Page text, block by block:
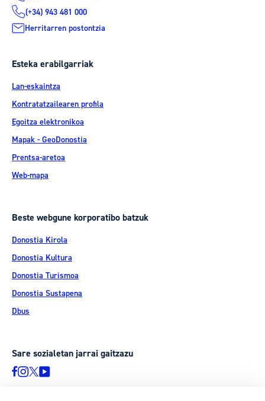
(+34) 943 481 000
Herritarren postontzia
Esteka erabilgarriak
Lan-eskaintza
Kontratatzailearen profila
Egoitza elektronikoa
Mapak - GeoDonostia
Prentsa-aretoa
Web-mapa
Beste webgune korporatibo batzuk
Donostia Kirola
Donostia Kultura
Donostia Turismoa
Donostia Sustapena
Dbus
Sare sozialetan jarrai gaitzazu